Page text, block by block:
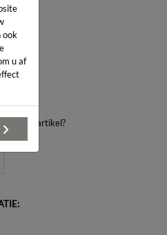
over dit artikel?
ook
u af